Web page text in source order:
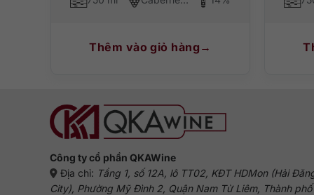
Thêm vào giỏ hàng
Công ty cổ phần QKAWine
Địa chỉ: Tầng 1, số 12A, lô TT02, KĐT HDMon (Hải
City), Phường Mỹ Đình 2, Quận Nam Từ Liêm, Thành phố